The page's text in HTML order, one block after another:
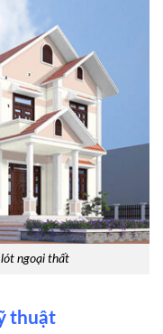
lót ngoại thất
thuật